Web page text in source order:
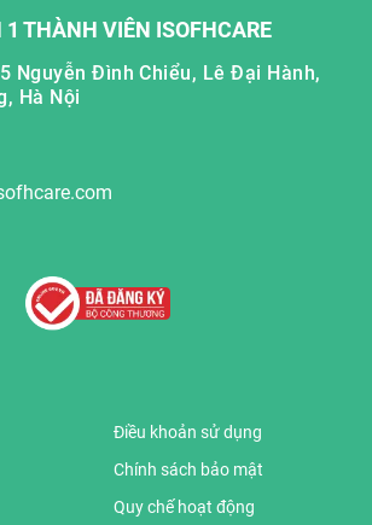
1 THÀNH VIÊN ISOFHCARE
Nguyễn Đình Chiểu, Lê Đại Hành,
Hà Nội
Điều khoản sử dụng
Chính sách bảo mật
Quy chế hoạt động